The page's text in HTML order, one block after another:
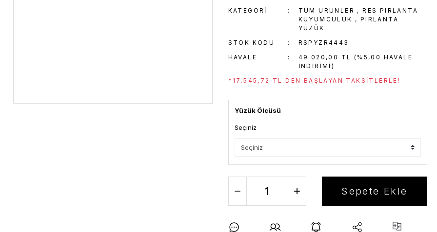
KATEGORI TÜM ÜRÜNLER ,RES PIRLANTA
KUYUMCULUK , PIRLANTA
YÜZÜK
STOK KODU
RSPYZR4443
HAVALE
49.020,00 TL (%5,00 HAVALE
INDIRIMI)
*17.545,72 TL DEN BAŞLAYAN TAKSITLERLE!
Yüzük Ölçüsü
Seçiniz
Sepete Ekle